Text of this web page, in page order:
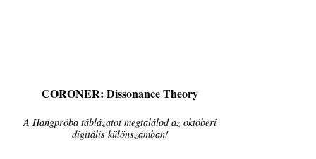
CORONER: Dissonance Theory
A Hangpróba táblázatot megtalálod az októberi
digitális különszámban!